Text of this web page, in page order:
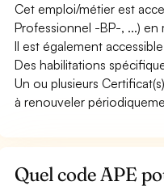
Cet emploi/métier est
Professionnel -BP-, ...) en
Il est également
Des habilitations
Un ou plusieurs
à renouveler
Quel code APE